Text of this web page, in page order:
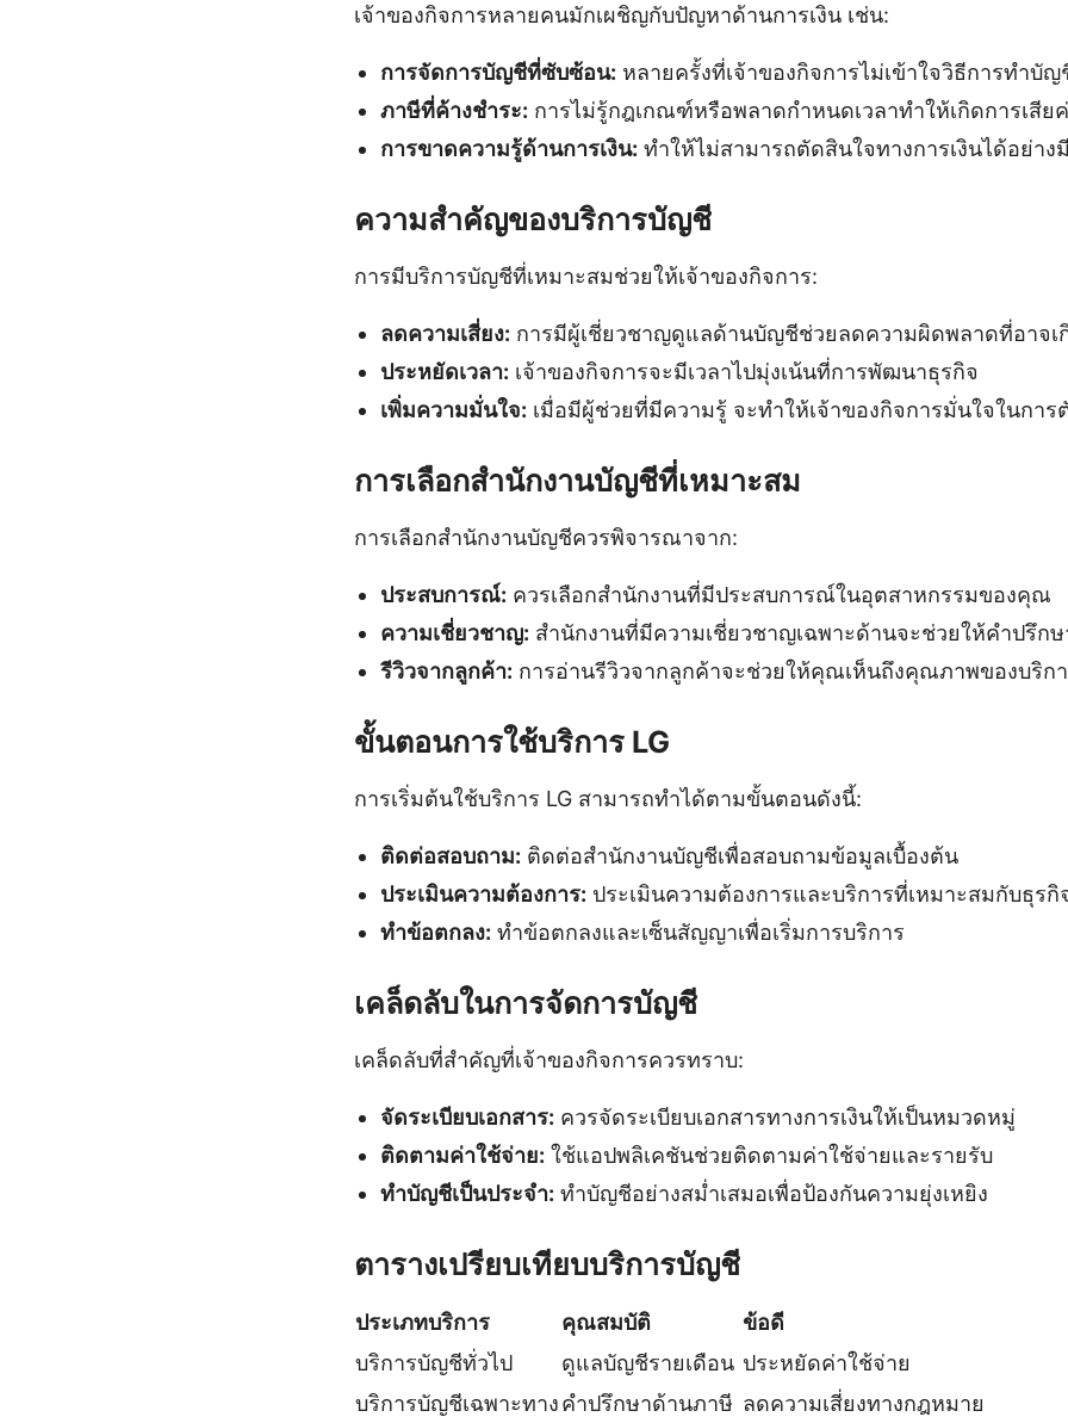
เจ้าของกิจการหลายคนมักเผชิญกับปัญหาด้านการเงิน เช่น:
การจัดการบัญชีที่ซับซ้อน: หลายครั้งที่เจ้าของกิจการไม่เข้าใจวิธีการทำบั
ภาษีที่ค้างชำระ: การไม่รู้กฎเกณฑ์หรือพลาดกำหนดเวลาทำให้เกิดการเสีย
การขาดความรู้ด้านการเงิน: ทำให้ไม่สามารถตัดสินใจทางการเงินได้อย่าง
ความสำคัญของบริการบัญชี
การมีบริการบัญชีที่เหมาะสมช่วยให้เจ้าของกิจการ:
ลดความเสี่ยง: การมีผู้เชี่ยวชาญดูแลด้านบัญชีช่วยลดความผิดพลาดที่อาจเ
ประหยัดเวลา: เจ้าของกิจการจะมีเวลาไปมุ่งเน้นที่การพัฒนาธุรกิจ
เพิ่มความมั่นใจ: เมื่อมีผู้ช่วยที่มีความรู้ จะทำให้เจ้าของกิจการมั่นใจในการ
การเลือกสำนักงานบัญชีที่เหมาะสม
การเลือกสำนักงานบัญชีควรพิจารณาจาก:
ประสบการณ์: ควรเลือกสำนักงานที่มีประสบการณ์ในอุตสาหกรรมของคุณ
ความเชี่ยวชาญ: สำนักงานที่มีความเชี่ยวชาญเฉพาะด้านจะช่วยให้คำปรึก
รีวิวจากลูกค้า: การอ่านรีวิวจากลูกค้าจะช่วยให้คุณเห็นถึงคุณภาพของบริก
ขั้นตอนการใช้บริการ LG
การเริ่มต้นใช้บริการ LG สามารถทำได้ตามขั้นตอนดังนี้:
ติดต่อสอบถาม: ติดต่อสำนักงานบัญชีเพื่อสอบถามข้อมูลเบื้องต้น
ประเมินความต้องการ: ประเมินความต้องการและบริการที่เหมาะสมกับธุร
ทำข้อตกลง: ทำข้อตกลงและเซ็นสัญญาเพื่อเริ่มการบริการ
เคล็ดลับในการจัดการบัญชี
เคล็ดลับที่สำคัญที่เจ้าของกิจการควรทราบ:
จัดระเบียบเอกสาร: ควรจัดระเบียบเอกสารทางการเงินให้เป็นหมวดหมู่
ติดตามค่าใช้จ่าย: ใช้แอปพลิเคชันช่วยติดตามค่าใช้จ่ายและรายรับ
ทำบัญชีเป็นประจำ: ทำบัญชีอย่างสม่ำเสมอเพื่อป้องกันความยุ่งเหยิง
ตารางเปรียบเทียบบริการบัญชี
ประเภทบริการ คุณสมบัติ
ข้อดี
บริการบัญชีทั่วไป
ดูแลบัญชีรายเดือน ประหยัดค่าใช้จ่าย
บริการบัญชีเฉพาะทางคำปรึกษาด้านภาษี ลดความเสี่ยงทางกฎหมาย